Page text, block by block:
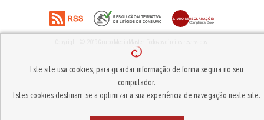
Este site usa cookies, para guardar informação de forma segura no seu
computador.
Estes cookies destinam-se a optimizar a sua experiência de navegação neste site.